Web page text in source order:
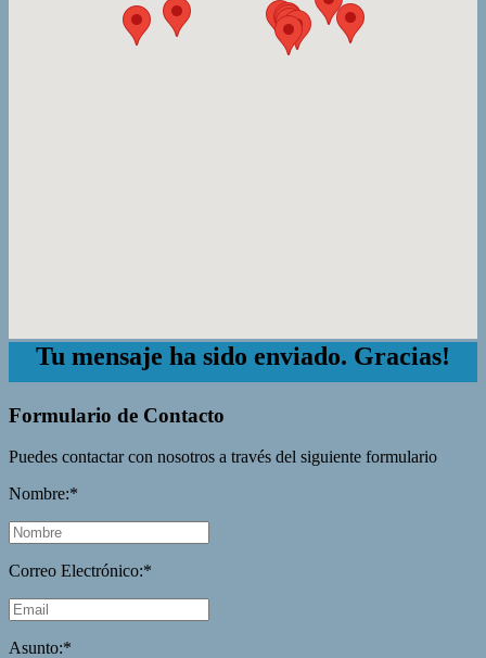
Tu mensaje ha sido enviado. Gracias!
Formulario de Contacto
Puedes contactar con nosotros a través del siguiente formulario
Nombre:*
Correo Electrónico:*
Asunto:*